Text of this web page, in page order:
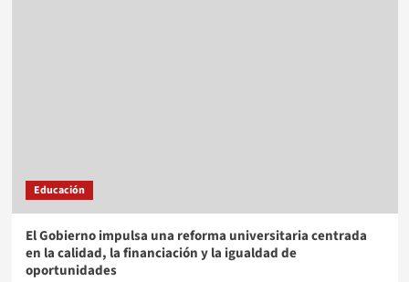
Educación
El Gobierno impulsa una reforma universitaria centrada
en la calidad, la financiación y la igualdad de
oportunidades